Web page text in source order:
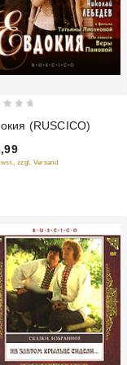
(RUSCICO)
zzgl. Versand